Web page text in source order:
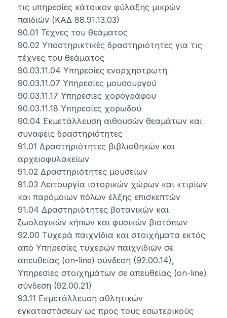
τις υπηρεσίες κάτοικον φύλαξης μικρών
παιδιών (ΚΑΔ 88.91.13.03)
90.01 Τέχνες του θεάματος
90.02 Υποστηρικτικές δραστηριότητες για τις
τέχνες του θεάματος
90.03.11.04 Υπηρεσίες ενορχηστρωτή
90.03.11.07 Υπηρεσίες μουσουργού
90.03.11.17 Υπηρεσίες χορογράφου
90.03.11.18 Υπηρεσίες χορωδού
90.04 Εκμετάλλευση αιθουσών θεαμάτων και
συναφείς δραστηριότητες
91.01 Δραστηριότητες βιβλιοθηκών και
αρχειοφυλακείων
91.02 Δραστηριότητες μουσείων
91.03 Λειτουργία ιστορικών χώρων και κτιρίων
και παρόμοιων πόλων έλξης επισκεπτών
91.04 Δραστηριότητες βοτανικών και
ζωολογικών κήπων και φυσικών βιοτόπων
92.00 Τυχερά παιχνίδια και στοιχήματα εκτός
από Υπηρεσίες τυχερών παιχνιδιών σε
απευθείας (on-line) σύνδεση (92.00.14),
Υπηρεσίες στοιχημάτων σε απευθείας (on-line)
σύνδεση (92.00.21)
93.11 Εκμετάλλευση αθλητικών
εγκαταστάσεων ως προς τους εσωτερικούς